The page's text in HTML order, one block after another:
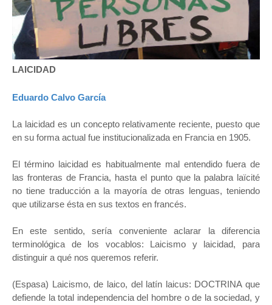
LAICIDAD
Eduardo Calvo García
La laicidad es un concepto relativamente reciente, puesto que
en su forma actual fue institucionalizada en Francia en 1905.
El término laicidad es habitualmente mal entendido fuera de
las fronteras de Francia, hasta el punto que la palabra laïcité
no tiene traducción a la mayoría de otras lenguas, teniendo
que utilizarse ésta en sus textos en francés.
En este sentido, sería conveniente aclarar la diferencia
terminológica de los vocablos: Laicismo y laicidad, para
distinguir a qué nos queremos referir.
(Espasa) Laicismo, de laico, del latín laicus: DOCTRINA que
defiende la total independencia del hombre o de la sociedad, y